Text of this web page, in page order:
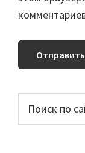
сайдбар